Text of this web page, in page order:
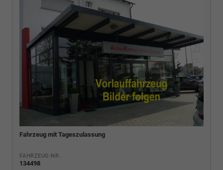
Fahrzeug mit Tageszulassung
FAHRZEUG-NR.
134498